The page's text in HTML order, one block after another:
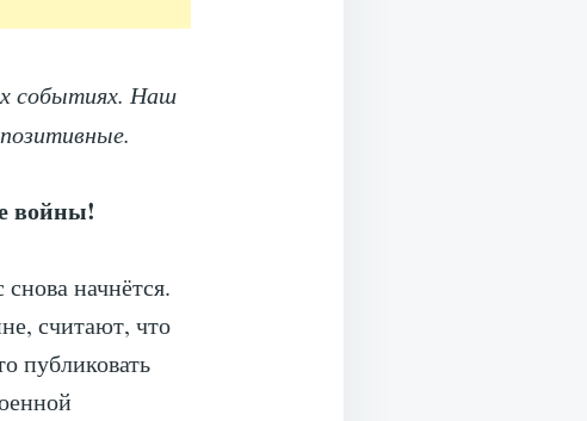
событиях. Наш
войны!
начнётся.
считают, что
публиковать